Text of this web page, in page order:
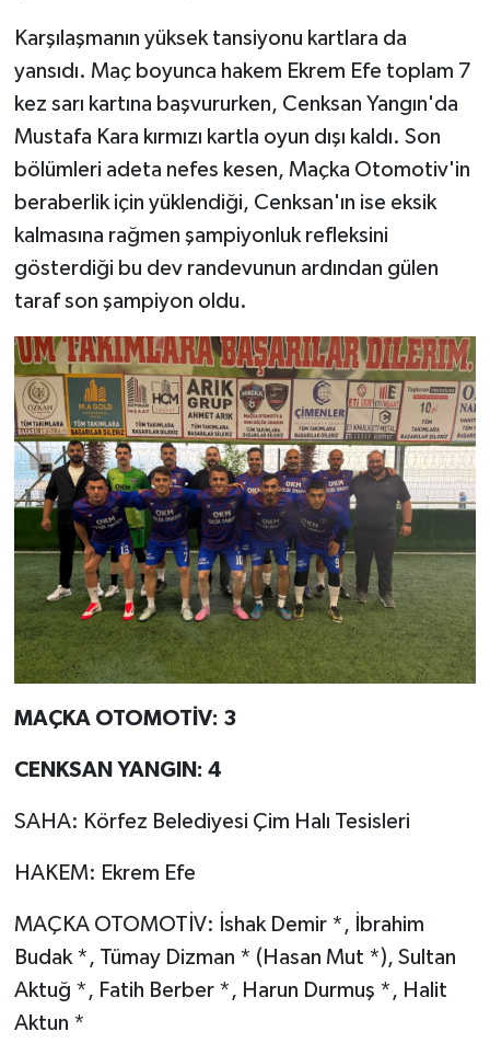
Karşılaşmanın yüksek tansiyonu kartlara da
yansıdı. Maç boyunca hakem Ekrem Efe toplam 7
kez sarı kartına başvururken, Cenksan Yangın'da
Mustafa Kara kırmızı kartla oyun dışı kaldı. Son
bölümleri adeta nefes kesen, Maçka Otomotiv'in
beraberlik için yüklendiği, Cenksan'ın ise eksik
kalmasına rağmen şampiyonluk refleksini
gösterdiği bu dev randevunun ardından gülen
taraf son şampiyon oldu.
MAÇKA OTOMOTİV: 3
CENKSAN YANGIN: 4
SAHA: Körfez Belediyesi Çim Halı Tesisleri
HAKEM: Ekrem Efe
MAÇKA OTOMOTİV: İshak Demir *, İbrahim
Budak *, Tümay Dizman * (Hasan Mut *), Sultan
Aktuğ *, Fatih Berber *, Harun Durmuş *, Halit
Aktun *